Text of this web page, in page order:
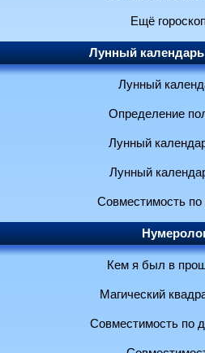
Ещё
Лунный календарь
Лунный
Определение
Лунный
Лунный
Совместимость
Кем я был в
Магический
Совместимость по